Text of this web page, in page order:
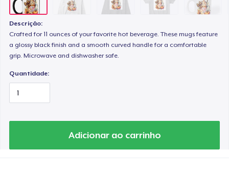
Descrição:
Crafted for 11 ounces of your favorite hot beverage. These mugs feature
a glossy black finish and a smooth curved handle for a comfortable
grip. Microwave and dishwasher safe.
Quantidade:
Adicionar ao carrinho